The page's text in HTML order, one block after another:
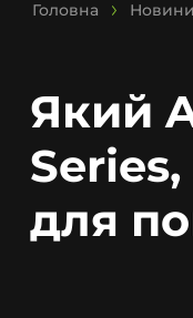
Головна Новини
Який
для